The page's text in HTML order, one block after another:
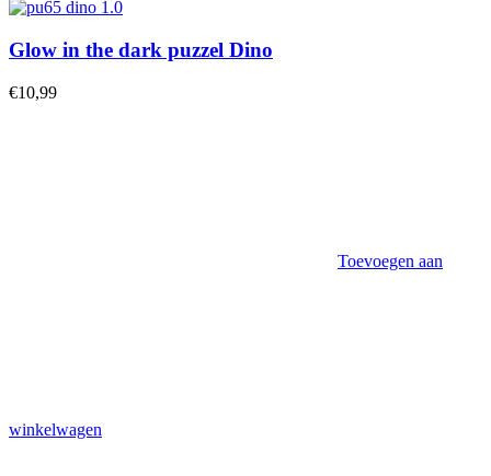
Glow in the dark puzzel Dino
€10,99
Toevoegen aan
winkelwagen